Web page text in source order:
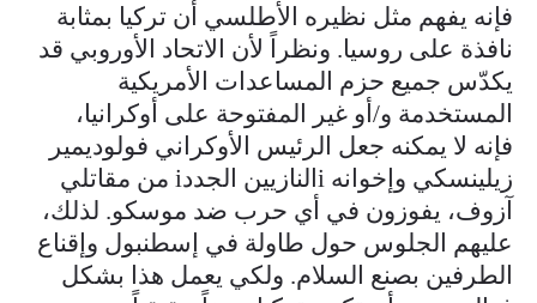
فإنه يفهم مثل نظيره الأطلسي أن تركيا بمثابة
نافذة على روسيا. ونظراً لأن الاتحاد الأوروبي قد
يكدّس جميع حزم المساعدات الأمريكية
المستخدمة و/أو غير المفتوحة على أوكرانيا،
فإنه لا يمكنه جعل الرئيس الأوكراني فولوديمير
زيلينسكي وإخوانه iالنازيين الجددi من مقاتلي
آزوف، يفوزون في أي حرب ضد موسكو. لذلك،
عليهم الجلوس حول طاولة في إسطنبول وإقناع
الطرفين بصنع السلام. ولكي يعمل هذا بشكل